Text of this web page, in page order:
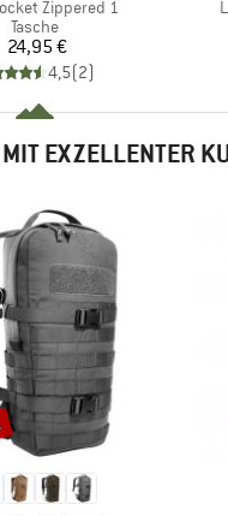
Zippered 1
Produktgruppe
Tasche
Preis
24,95 €
4,5(2)
EXZELLENTER